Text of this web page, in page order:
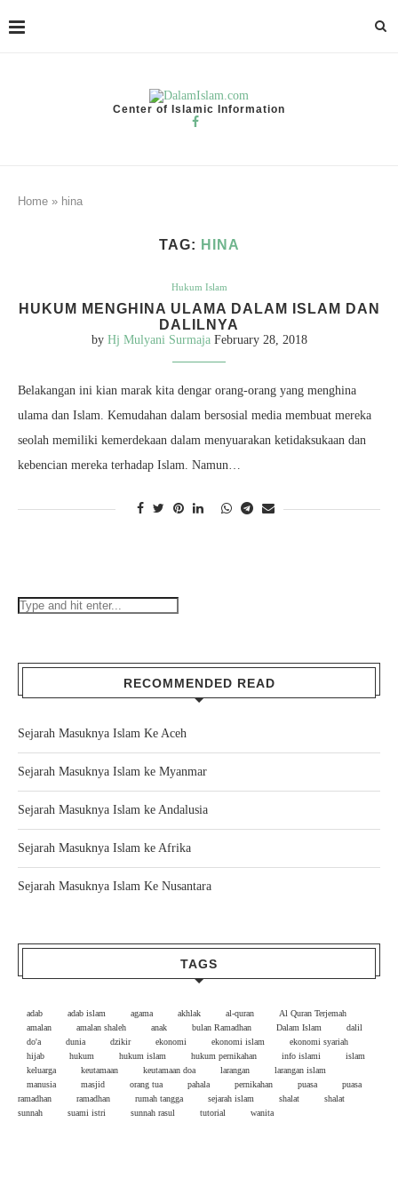
Center of Islamic Information
Home » hina
TAG: HINA
Hukum Islam
HUKUM MENGHINA ULAMA DALAM ISLAM DAN
DALILNYA
by Hj Mulyani Surmaja February 28, 2018
Belakangan ini kian marak kita dengar orang-orang yang menghina
ulama dan Islam. Kemudahan dalam bersosial media membuat mereka
seolah memiliki kemerdekaan dalam menyuarakan ketidaksukaan dan
kebencian mereka terhadap Islam. Namun…
RECOMMENDED READ
Sejarah Masuknya Islam Ke Aceh
Sejarah Masuknya Islam ke Myanmar
Sejarah Masuknya Islam ke Andalusia
Sejarah Masuknya Islam ke Afrika
Sejarah Masuknya Islam Ke Nusantara
TAGS
adab adab islam agama akhlak al-quran
Al Quran Terjemah
amalan
amalan shaleh anak bulan Ramadhan Dalam Islam
dalil
do'a
dunia dzikir ekonomi ekonomi islam
ekonomi syariah
hijab
hukum hukum islam hukum pernikahan info islami
islam
keluarga
keutamaan keutamaan doa larangan
larangan islam
manusia
masjid orang tua pahala pernikahan puasa
puasa
ramadhan
ramadhan rumah tangga sejarah islam shalat
shalat
sunnah
suami istri sunnah rasul tutorial wanita